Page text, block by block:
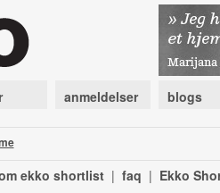
anmeldelser blogs
ekko shortlist | faq | Ekko